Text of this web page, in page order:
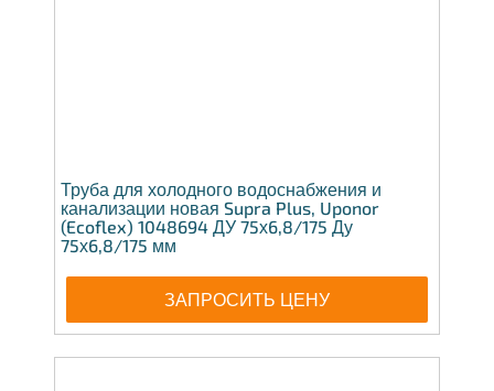
Труба для холодного водоснабжения и
канализации новая Supra Plus, Uponor
(Ecoflex) 1048694 ДУ 75х6,8/175 Ду
75х6,8/175 мм
ЗАПРОСИТЬ ЦЕНУ